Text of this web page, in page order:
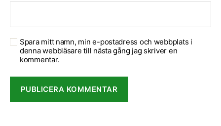
Spara mitt namn, min e-postadress och webbplats i
denna webbläsare till nästa gång jag skriver en
kommentar.